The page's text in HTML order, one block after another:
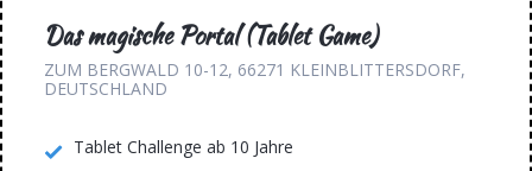
Das magische Portal (Tablet Game)
ZUM BERGWALD 10-12, 66271 KLEINBLITTERSDORF,
DEUTSCHLAND
Tablet Challenge ab 10 Jahre